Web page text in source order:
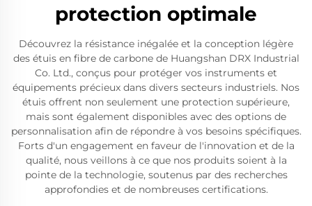
protection optimale
Découvrez la résistance inégalée et la conception légère
des étuis en fibre de carbone de Huangshan DRX Industrial
Co. Ltd., conçus pour protéger vos instruments et
équipements précieux dans divers secteurs industriels. Nos
étuis offrent non seulement une protection supérieure,
mais sont également disponibles avec des options de
personnalisation afin de répondre à vos besoins spécifiques.
Forts d'un engagement en faveur de l'innovation et de la
qualité, nous veillons à ce que nos produits soient à la
pointe de la technologie, soutenus par des recherches
approfondies et de nombreuses certifications.